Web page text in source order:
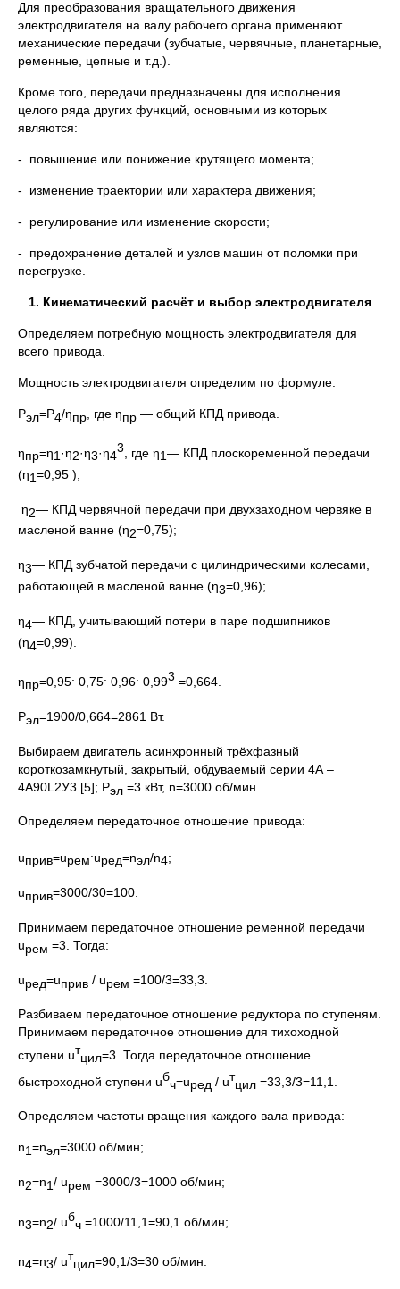
Для преобразования вращательного движения
электродвигателя на валу рабочего органа применяют
механические передачи (зубчатые, червячные, планетарные,
ременные, цепные и т.д.).
Кроме того, передачи предназначены для исполнения
целого ряда других функций, основными из которых
являются:
- повышение или понижение крутящего момента;
- изменение траектории или характера движения;
- регулирование или изменение скорости;
- предохранение деталей и узлов машин от поломки при
перегрузке.
1. Кинематический расчёт и выбор электродвигателя
Определяем потребную мощность электродвигателя для
всего привода.
Мощность электродвигателя определим по формуле:
Рэл=Р4/ηпр , где ηпр ― общий КПД привода.
ηпр=η1·η2·η3·η4
3 , где η1― КПД плоскоременной передачи
(η1=0,95 );
η2― КПД червячной передачи при двухзаходном червяке в
масленой ванне (η2=0,75);
η3― КПД зубчатой передачи с цилиндрическими колесами,
работающей в масленой ванне (η3=0,96);
η4― КПД, учитывающий потери в паре подшипников
(η4=0,99).
ηпр=0,95. 0,75. 0,96. 0,993 =0,664.
Рэл=1900/0,664=2861 Вт.
Выбираем двигатель асинхронный трёхфазный
короткозамкнутый, закрытый, обдуваемый серии 4А –
4А90L2У3 [5]; Рэл =3 кВт, n=3000 об/мин.
Определяем передаточное отношение привода:
uприв=uрем
.uред=nэл/n4;
uприв=3000/30=100.
Принимаем передаточное отношение ременной передачи
uрем =3. Тогда:
uред=uприв / uрем =100/3=33,3.
Разбиваем передаточное отношение редуктора по ступеням.
Принимаем передаточное отношение для тихоходной
ступени uт
цил=3. Тогда передаточное отношение
быстроходной ступени uб
ч=uред / uт
цил =33,3/3=11,1.
Определяем частоты вращения каждого вала привода:
n1=nэл=3000 об/мин;
n2=n1/ uрем =3000/3=1000 об/мин;
n3=n2/ uб
ч =1000/11,1=90,1 об/мин;
n4=n3/ uт
цил=90,1/3=30 об/мин.